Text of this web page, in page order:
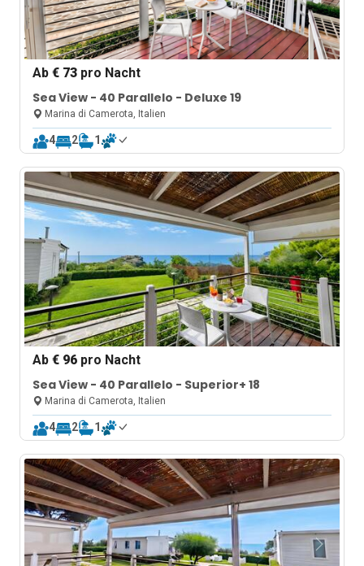
Ab€ 73 pro Nacht
Sea View - 40 Parallelo - Deluxe 19
Marina di Camerota, Italien
4 2 1
Ab€ 96 pro Nacht
Sea View - 40 Parallelo - Superior+ 18
Marina di Camerota, Italien
4 2 1